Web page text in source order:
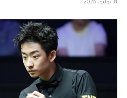
31 يوليو، 2026